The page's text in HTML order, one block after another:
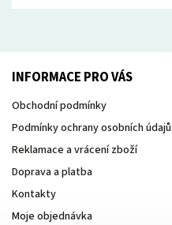
INFORMACE PRO VÁS
Obchodní podmínky
Podmínky ochrany osobních údajů
Reklamace a vrácení zboží
Doprava a platba
Kontakty
Moje objednávka